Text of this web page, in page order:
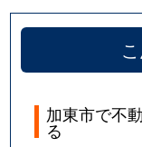
加東市で不
る